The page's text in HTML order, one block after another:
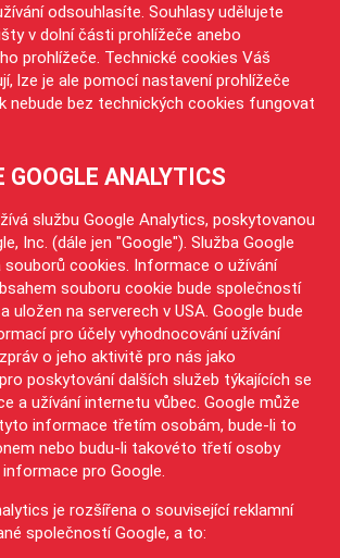
odsouhlasíte. Souhlasy udělujete
v dolní části prohlížeče anebo
prohlížeče. Technické cookies Váš
lze je ale pomocí nastavení prohlížeče
nebude bez technických cookies fungovat
GOOGLE ANALYTICS
službu Google Analytics, poskytovanou
Inc. (dále jen "Google"). Služba Google
souborů cookies. Informace o užívání
souboru cookie bude společností
uložen na serverech v USA. Google bude
pro účely vyhodnocování užívání
o jeho aktivitě pro nás jako
poskytování dalších služeb týkajících se
a užívání internetu vůbec. Google může
informace třetím osobám, bude-li to
nebo budu-li takovéto třetí osoby
pro Google.
je rozšířena o související reklamní
společností Google, a to: